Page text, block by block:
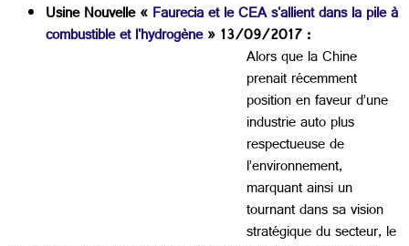
Usine Nouvelle «Faurecia et le CEA s'allient dans la pile à
combustible et l'hydrogène» 13/09/2017 :
Alors que la Chine
prenait récemment
position en faveur d’une
industrie auto plus
respectueuse de
l’environnement,
marquant ainsi un
tournant dans sa vision
stratégique du secteur, le